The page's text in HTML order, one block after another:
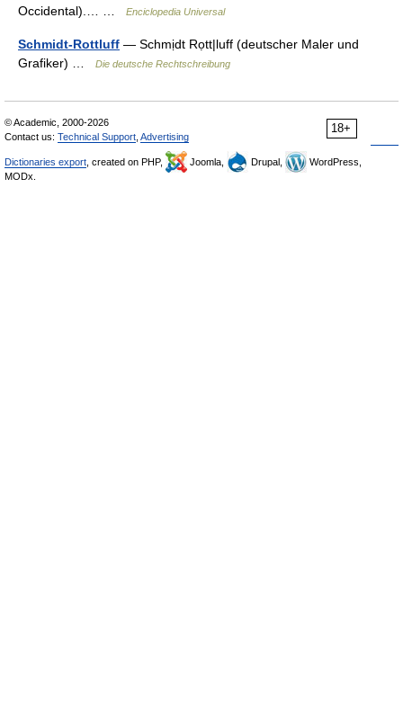
Occidental).… …
Enciclopedia Universal
Schmidt-Rottluff — Schmịdt Rọtt|luff (deutscher Maler und
Grafiker) …
Die deutsche Rechtschreibung
18+
© Academic, 2000-2026
Contact us: Technical Support Advertising
Dictionaries export , created on PHP, Joomla, Drupal,
WordPress,
MODx.